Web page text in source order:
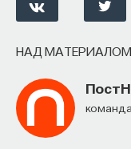
НАД
НАПИСАТЬ НАМ
НАД МАТЕРИАЛОМ